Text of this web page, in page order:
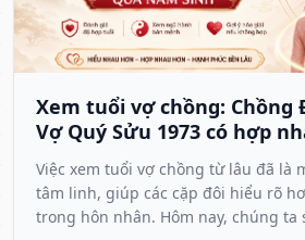
Xem tuổi vợ chồng: Chồng
Vợ Quý Sửu 1973 có hợp
Việc xem tuổi vợ chồng từ lâu đã là
tâm linh, giúp các cặp đôi hiểu rõ
trong hôn nhân. Hôm nay, chúng ta